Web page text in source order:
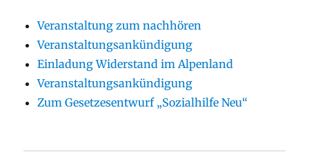
Veranstaltung zum nachhören
Veranstaltungsankündigung
Einladung Widerstand im Alpenland
Veranstaltungsankündigung
Zum Gesetzesentwurf „Sozialhilfe Neu“